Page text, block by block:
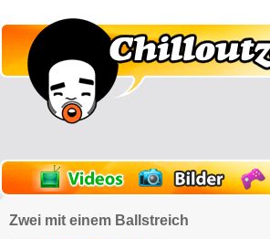
Zwei mit einem Ballstreich